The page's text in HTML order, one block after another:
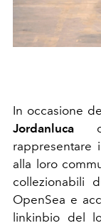
In occasione
Jordanluca
rappresentare
alla loro
collezionabili
OpenSea e
linkinbio del